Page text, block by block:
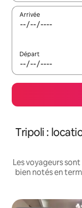
Arrivée
Départ
Tripoli :
Les voyageurs
bien notés en